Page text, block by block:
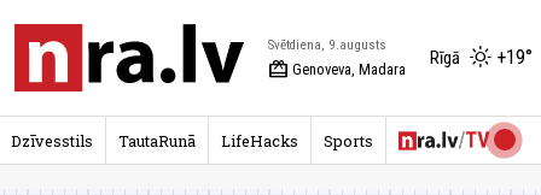
Svētdiena, 9.augusts
redeem Genoveva, Madara
Rīgā +19°
Dzīvesstils TautaRunā LifeHacks Sports